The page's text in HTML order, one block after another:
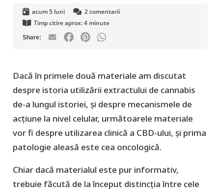
acum 5 luni 2 comentarii
Timp citire aprox: 4 minute
Dacă în primele două materiale am discutat
despre istoria utilizării extractului de cannabis
de-a lungul istoriei, și despre mecanismele de
acțiune la nivel celular, următoarele materiale
vor fi despre utilizarea clinică a CBD-ului, și prima
patologie aleasă este cea oncologică.
Chiar dacă materialul este pur informativ,
trebuie făcută de la început distincția între cele